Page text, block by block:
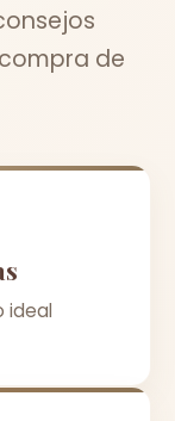
de
ideal